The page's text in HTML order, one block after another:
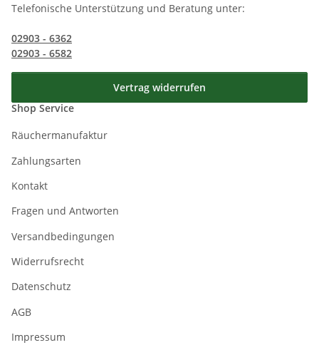
Telefonische Unterstützung und Beratung unter:
02903 - 6362
02903 - 6582
Vertrag widerrufen
Shop Service
Räuchermanufaktur
Zahlungsarten
Kontakt
Fragen und Antworten
Versandbedingungen
Widerrufsrecht
Datenschutz
AGB
Impressum